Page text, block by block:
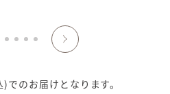
のお届けとなります。